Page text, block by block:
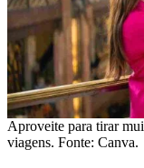
Aproveite para tirar
viagens. Fonte: Canva.